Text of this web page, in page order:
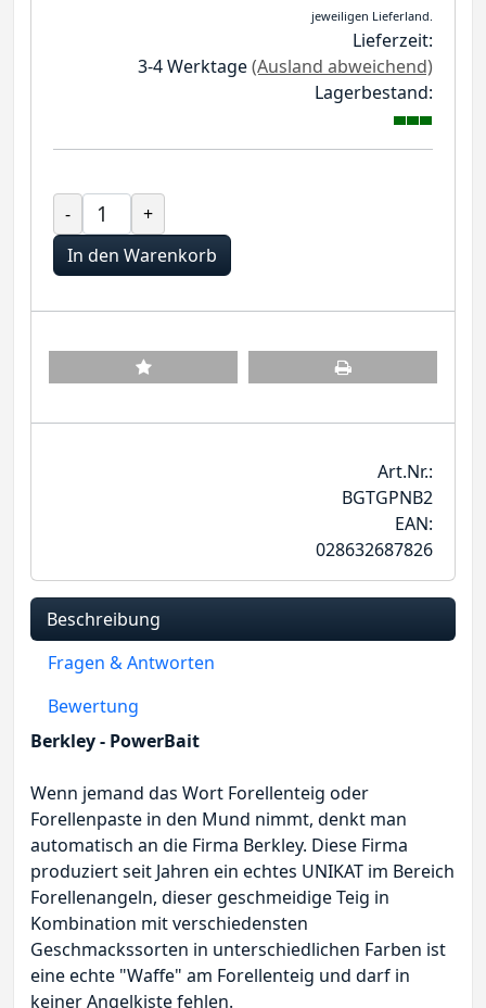
jeweiligen Lieferland.
Lieferzeit:
3-4 Werktage(Ausland abweichend)
Lagerbestand:
-
+
In den Warenkorb
Art.Nr.:
BGTGPNB2
EAN:
028632687826
Beschreibung
Fragen & Antworten
Bewertung
Berkley - PowerBait
Wenn jemand das Wort Forellenteig oder
Forellenpaste in den Mund nimmt, denkt man
automatisch an die Firma Berkley. Diese Firma
produziert seit Jahren ein echtes UNIKAT im Bereich
Forellenangeln, dieser geschmeidige Teig in
Kombination mit verschiedensten
Geschmackssorten in unterschiedlichen Farben ist
eine echte "Waffe" am Forellenteig und darf in
keiner Angelkiste fehlen.